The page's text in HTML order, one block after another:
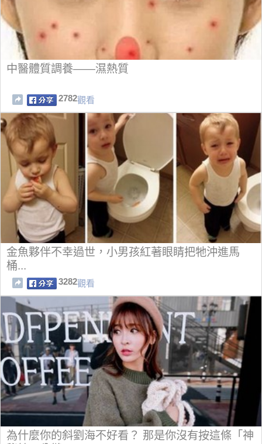
中醫體質調養——濕熱質
2782觀看
金魚夥伴不幸過世，小男孩紅著眼睛把牠沖進馬
桶...
3282觀看
為什麼你的斜劉海不好看？ 那是你沒有按這條「神